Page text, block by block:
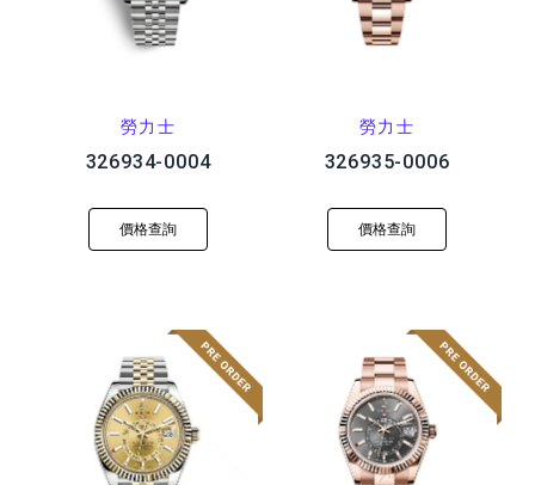
勞力士
326934-0004
價格查詢
勞力士
326935-0006
價格查詢